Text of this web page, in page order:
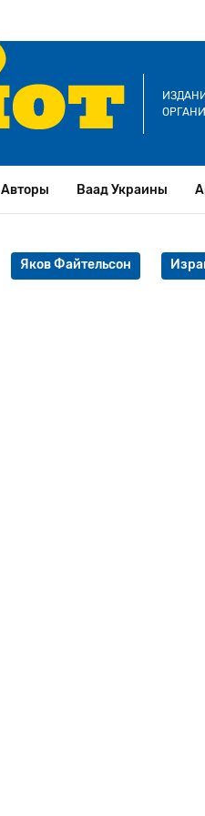
Авторы Ваад Украины
Яков Файтельсон